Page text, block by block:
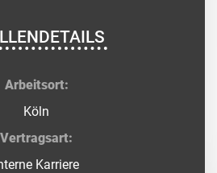
Arbeitsort:
Köln
Vertragsart:
Karriere